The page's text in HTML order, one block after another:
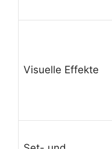
Visuelle Effekte